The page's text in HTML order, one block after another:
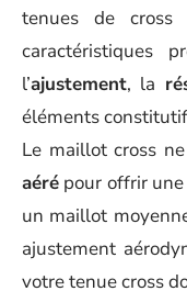
tenues de cross
caractéristiques
l’ajustement, la
éléments
Le maillot cross
aéré pour offrir
un maillot
ajustement
votre tenue cross